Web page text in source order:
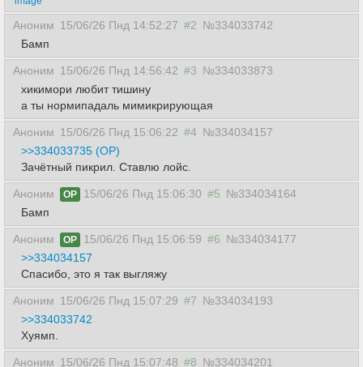
Аноним 15/06/26 Пнд 14:52:27 #2 №334033742
Бамп
Аноним 15/06/26 Пнд 14:56:42 #3 №334033873
хикимори любит тишину
а ты нормипадаль мимикрирующая
Аноним 15/06/26 Пнд 15:06:22 #4 №334034157
>>334033735 (OP)
Зачётный пикрил. Ставлю лойс.
Аноним OP 15/06/26 Пнд 15:06:30 #5 №334034164
Бамп
Аноним OP 15/06/26 Пнд 15:06:59 #6 №334034177
>>334034157
Спасибо, это я так выгляжу
Аноним 15/06/26 Пнд 15:07:29 #7 №334034193
>>334033742
Хуямп.
Аноним 15/06/26 Пнд 15:07:48 #8 №334034201